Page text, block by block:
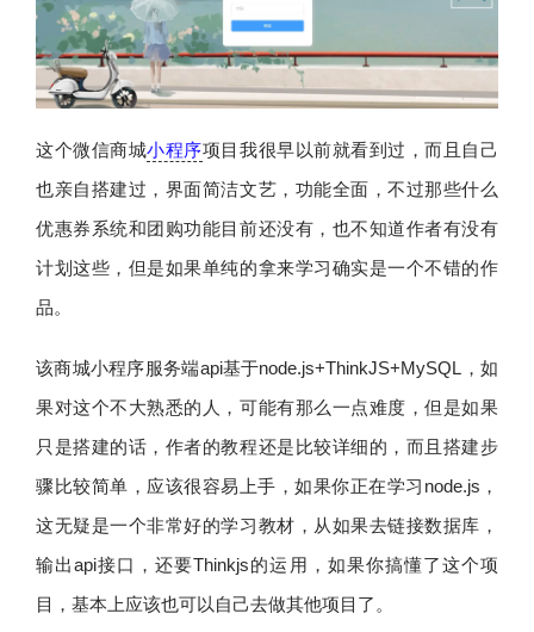
这个微信商城小程序项目我很早以前就看到过，而且自己
也亲自搭建过，界面简洁文艺，功能全面，不过那些什么
优惠券系统和团购功能目前还没有，也不知道作者有没有
计划这些，但是如果单纯的拿来学习确实是一个不错的作
品。
该商城小程序服务端api基于node.js+ThinkJS+MySQL，如
果对这个不大熟悉的人，可能有那么一点难度，但是如果
只是搭建的话，作者的教程还是比较详细的，而且搭建步
骤比较简单，应该很容易上手，如果你正在学习node.js，
这无疑是一个非常好的学习教材，从如果去链接数据库，
输出api接口，还要Thinkjs的运用，如果你搞懂了这个项
目，基本上应该也可以自己去做其他项目了。